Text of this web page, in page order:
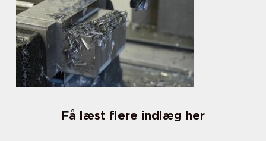
Få læst flere indlæg her